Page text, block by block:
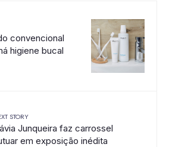
convencional
higiene bucal
STORY
Junqueira faz carrossel
em exposição inédita